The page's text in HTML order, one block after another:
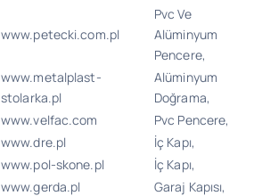
www.petecki.com.pl
Pvc Ve
Alüminyum
Pencere,
www.metalplast-
stolarka.pl
Alüminyum
Doğrama,
www.velfac.com
Pvc Pencere,
www.dre.pl
İç Kapı,
www.pol-skone.pl
İç Kapı,
www.gerda.pl
Garaj Kapısı,